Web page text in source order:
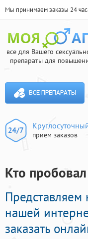
Мы принимаем заказы 24
все для Вашего
препараты для
ВСЕ ПРЕПАРАТЫ
прием заказов
Кто
Представляем
нашей
заказать